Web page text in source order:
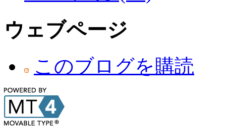
ウェブページ
このブログを購読